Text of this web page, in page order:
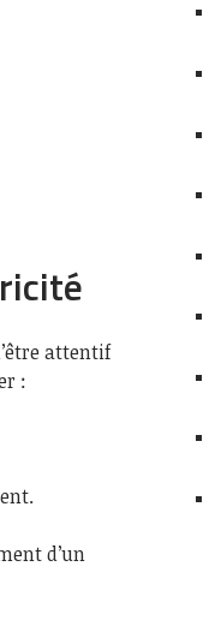
attentif
:
d’un